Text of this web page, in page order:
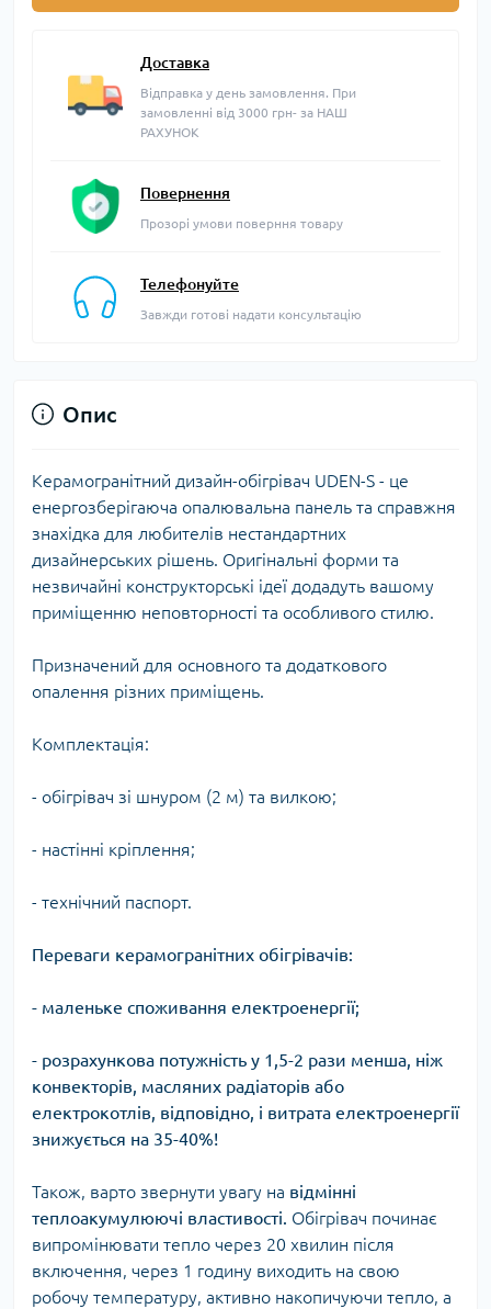
Доставка
Відправка у день замовлення. При
замовленні від 3000 грн- за НАШ
РАХУНОК
Повернення
Прозорі умови поверння товару
Телефонуйте
Завжди готові надати консультацію
Опис
Керамогранітний дизайн-обігрівач UDEN-S - це
енергозберігаюча опалювальна панель та справжня
знахідка для любителів нестандартних
дизайнерських рішень. Оригінальні форми та
незвичайні конструкторські ідеї додадуть вашому
приміщенню неповторності та особливого стилю.
Призначений для основного та додаткового
опалення різних приміщень.
Комплектація:
- обігрівач зі шнуром (2 м) та вилкою;
- настінні кріплення;
- технічний паспорт.
Переваги керамогранітних обігрівачів:
- маленьке споживання електроенергії;
- розрахункова потужність у 1,5-2 рази менша, ніж
конвекторів, масляних радіаторів або
електрокотлів, відповідно, і витрата електроенергії
знижується на 35-40%!
Також, варто звернути увагу на відмінні
теплоакумулюючі властивості. Обігрівач починає
випромінювати тепло через 20 хвилин після
включення, через 1 годину виходить на свою
робочу температуру, активно накопичуючи тепло, а